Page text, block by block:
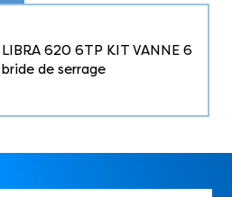
620 6TP KIT VANNE 6
bride de serrage